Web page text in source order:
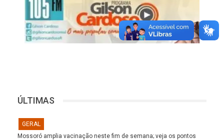
ÚLTIMAS
GERAL
Mossoró amplia vacinação neste fim de semana; veja os pontos